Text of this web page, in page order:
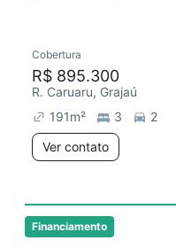
Financiamento
Cobertura
R$ 895.300
R. Caruaru, Grajaú
191m² 3
2
Ver contato